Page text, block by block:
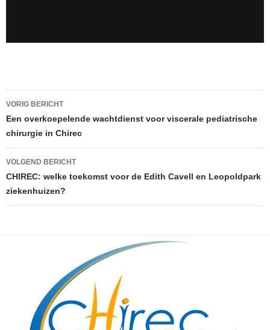
Berichtnavigatie
VORIG BERICHT
Een overkoepelende wachtdienst voor viscerale pediatrische
chirurgie in Chirec
VOLGEND BERICHT
CHIREC: welke toekomst voor de Edith Cavell en Leopoldpark
ziekenhuizen?